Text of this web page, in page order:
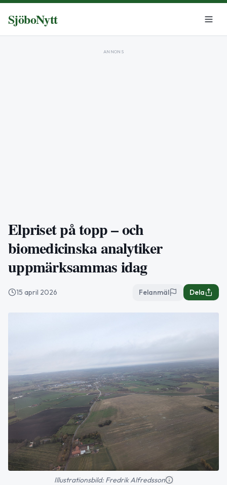
SjöboNytt
ANNONS
Elpriset på topp – och
biomedicinska analytiker
uppmärksammas idag
15 april 2026 Felanmäl Dela
Illustrationsbild: Fredrik Alfredsson